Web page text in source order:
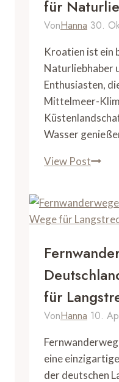
für
VonHanna 30.
Kroatien ist ein
Naturliebhaber
Enthusiasten,
Mittelmeer-
Wasser
View Post
Die
Top
Plätze
für
für
VonHanna 10.
eine
der deutschen